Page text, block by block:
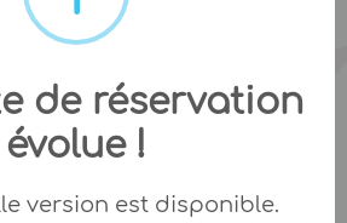
de réservation
évolue !
version est disponible.